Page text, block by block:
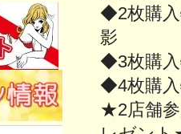
◆2枚購入
影
◆3枚購入
◆4枚購入
★2店舗参